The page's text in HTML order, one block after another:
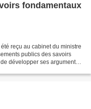
fondamentaux
reçu au cabinet du ministre
publics des savoirs
développer ses arguments